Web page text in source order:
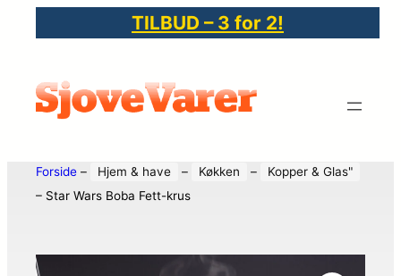
TILBUD – 3 for 2!
Forside – Hjem & have – Køkken –
Kopper & Glas"
– Star Wars Boba Fett-krus